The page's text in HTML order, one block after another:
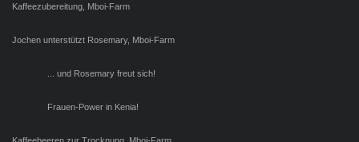
Kaffeezubereitung, Mboi-Farm
Jochen unterstützt Rosemary, Mboi-Farm
... und Rosemary freut sich!
Frauen-Power in Kenia!